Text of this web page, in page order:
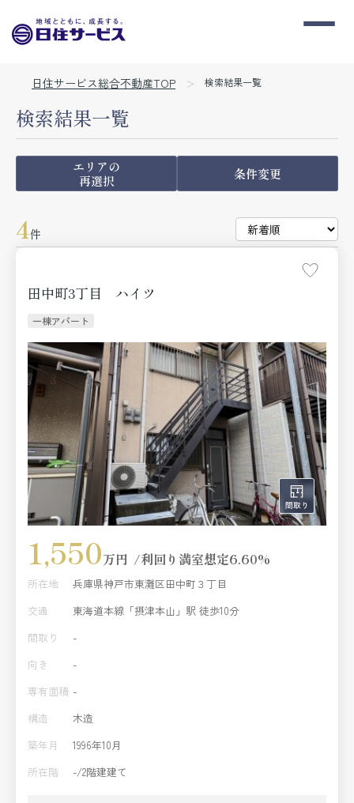
日住サービス総合不動産TOP 検索結果一覧
検索結果一覧
エリアの
再選択
条件変更
4件
田中町3丁目 ハイツ
一棟アパート
1,550万円 利回り 満室想定6.60%
所在地
兵庫県神戸市東灘区田中町３丁目
交通
東海道本線「摂津本山」駅 徒歩10分
間取り
-
向き
-
専有面積 -
構造
木造
築年月
1996年10月
所在階
-/2階建建て